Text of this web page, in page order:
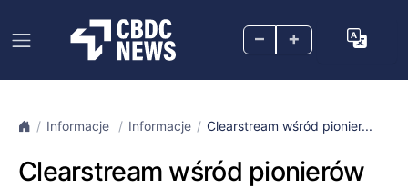
– +
Informacje Informacje Clearstream wśród pionier...
Clearstream wśród pionierów